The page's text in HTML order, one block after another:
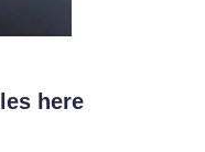
here